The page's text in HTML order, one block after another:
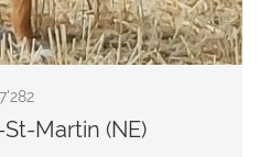
St-Martin (NE)